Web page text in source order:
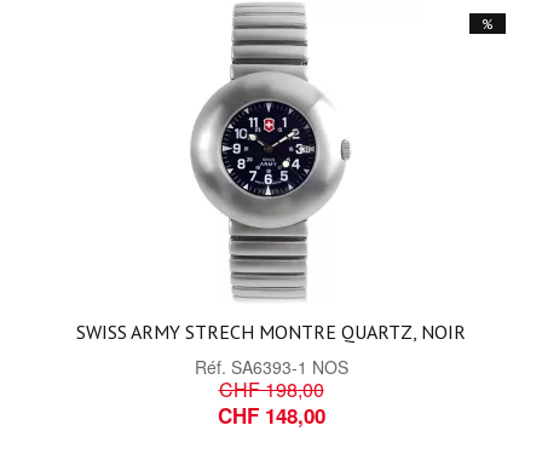
%
SWISS ARMY STRECH MONTRE QUARTZ, NOIR
Réf. SA6393-1 NOS
CHF 198,00
CHF 148,00